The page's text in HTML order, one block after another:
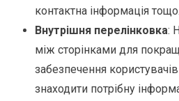
контактна інформація тощо.
Внутрішня перелінковка:
між сторінками для
забезпечення
знаходити потрібну